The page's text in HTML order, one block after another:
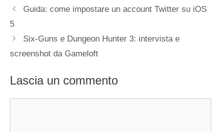
Guida: come impostare un account Twitter su iOS
5
Six-Guns e Dungeon Hunter 3: intervista e
screenshot da Gameloft
Lascia un commento